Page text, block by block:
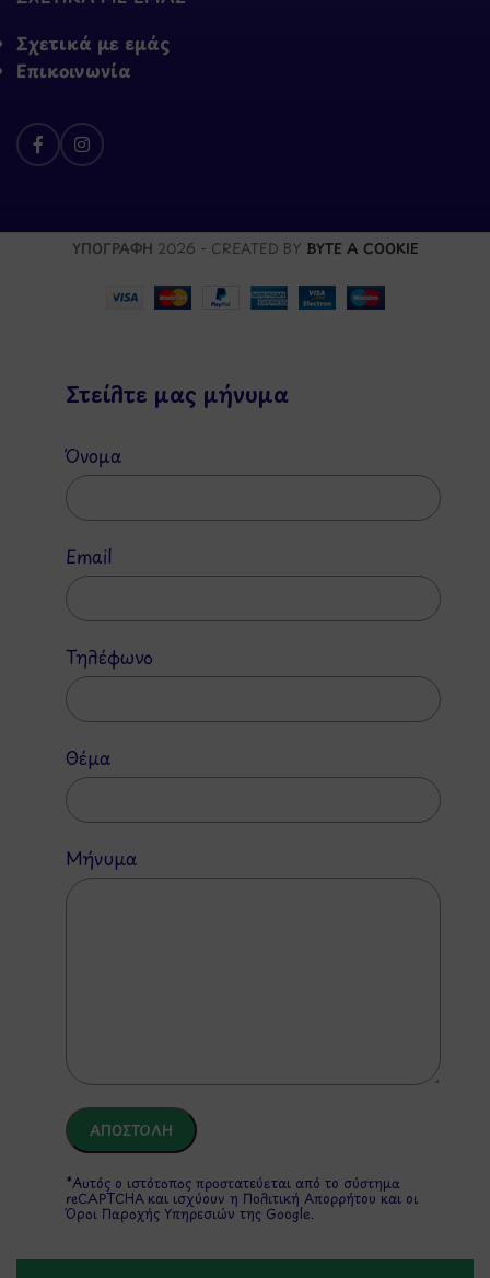
Σχετικά με εμάς
Επικοινωνία
ΥΠΟΓΡΑΦΗ 2026 - CREATED BY BYTE A COOKIE
Στείλτε μας μήνυμα
Όνομα
Email
Τηλέφωνο
Θέμα
Μήνυμα
*Αυτός ο ιστότοπος προστατεύεται από το σύστημα
reCAPTCHA και ισχύουν η Πολιτική Απορρήτου και οι
Όροι Παροχής Υπηρεσιώντης Google.